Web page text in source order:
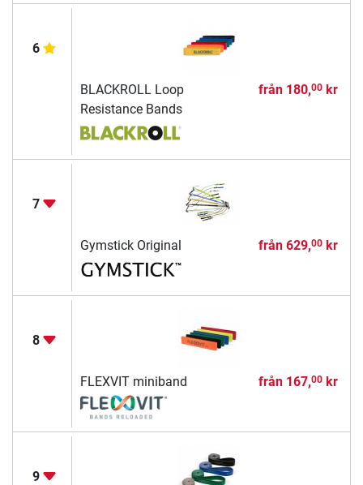
6
BLACKROLL Loop
Resistance Bands
från 180,00kr
7
Gymstick Original från 629,00kr
8
FLEXVIT miniband från 167,00kr
9